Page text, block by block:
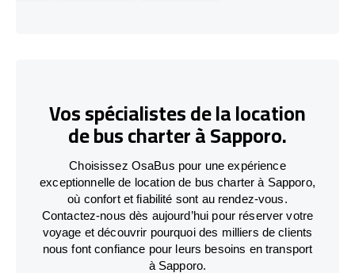
Vos spécialistes de la location
de bus charter à Sapporo.
Choisissez OsaBus pour une expérience
exceptionnelle de location de bus charter à Sapporo,
où confort et fiabilité sont au rendez-vous.
Contactez-nous dès aujourd’hui pour réserver votre
voyage et découvrir pourquoi des milliers de clients
nous font confiance pour leurs besoins en transport
à Sapporo.